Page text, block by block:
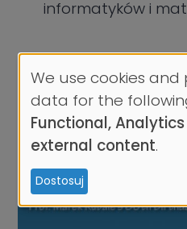
informatyków i
Use
of
personal
data
and
cookies
We use cookies
data for the
Functional,
external content.
Dostosuj